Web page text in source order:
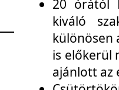
20 órától
kiváló
különösen
is előkerül
ajánlott az